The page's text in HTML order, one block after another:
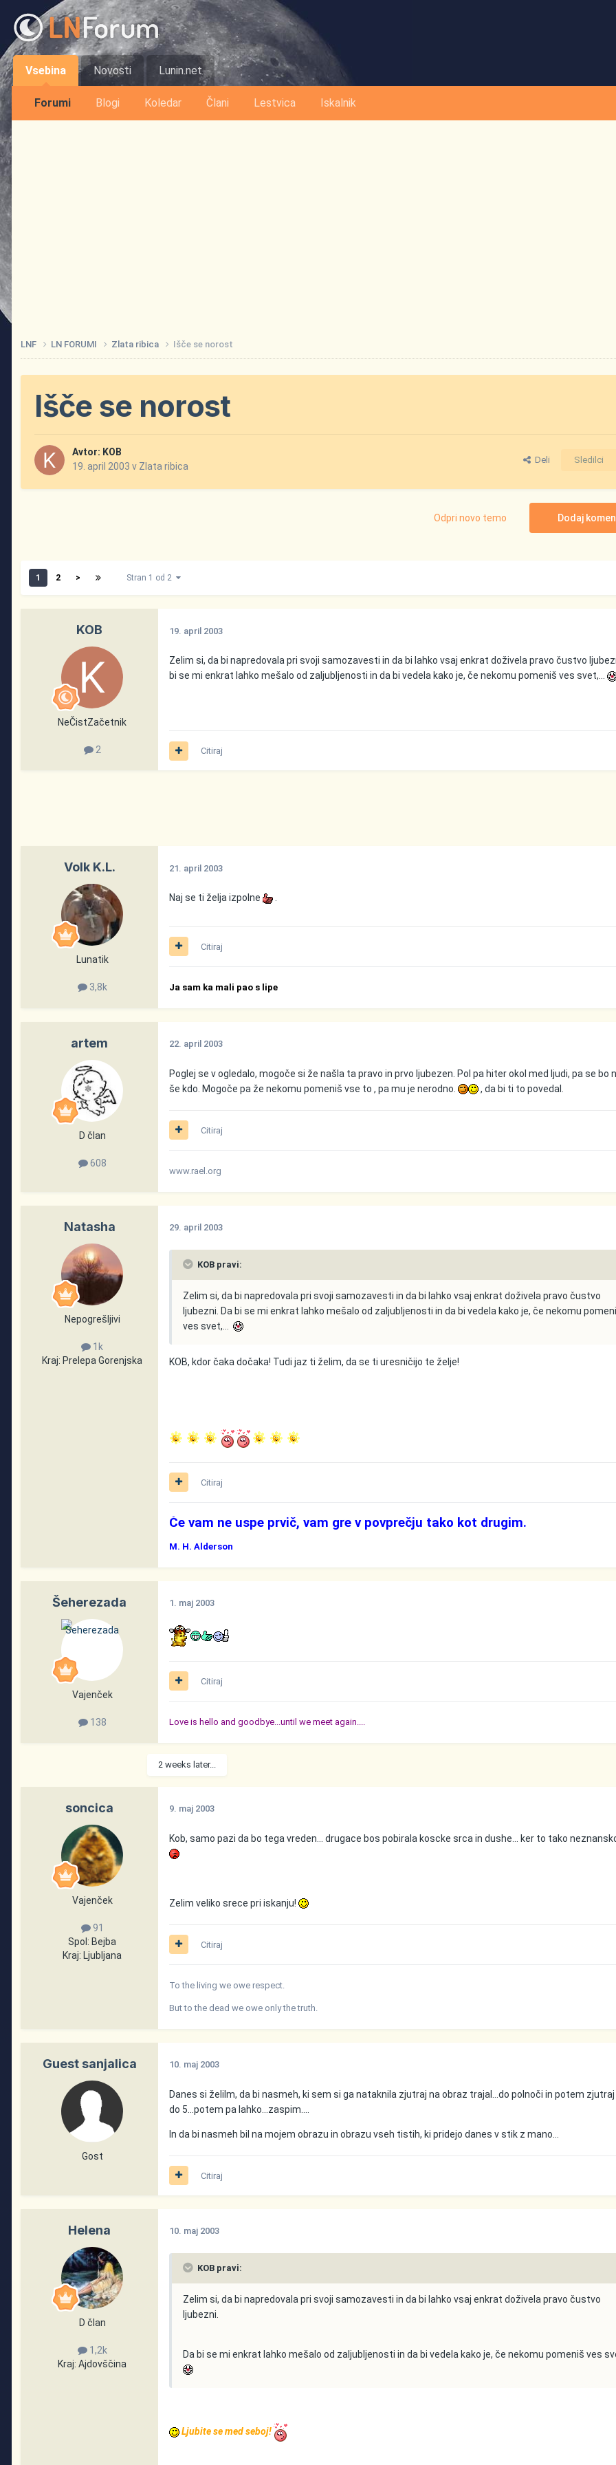
Vsebina
Forumi Blogi Koledar Člani Lestvica Iskalnik
Novosti Lunin.net
LNF LN FORUMI Zlata ribica Išče se norost
Išče se norost
Avtor: KOB
19. april 2003 v Zlata ribica
Deli Sledilci
Dodaj
Odpri novo temo
1 2 > Stran 1 od 2
KOB
NeČistZačetnik
2
19. april 2003
Zelim si, da bi napredovala pri svoji samozavesti in da bi lahko vsaj enkrat doživela pravo čustvo
bi se mi enkrat lahko mešalo od zaljubljenosti in da bi vedela kako je, če nekomu pomeniš ves svet,...
Citiraj
Volk K.L.
Lunatik
3,8k
21. april 2003
Naj se ti želja izpolne .
Citiraj
Ja sam ka mali pao s lipe
artem
D član
608
22. april 2003
Poglej se v ogledalo, mogoče si že našla ta pravo in prvo ljubezen. Pol pa hiter okol med ljudi, pa se bo
še kdo. Mogoče pa že nekomu pomeniš vse to , pa mu je nerodno.
, da bi ti to povedal.
Citiraj
www.rael.org
Natasha
Nepogrešljivi
1k
Kraj: Prelepa Gorenjska
29. april 2003
KOB pravi:
Zelim si, da bi napredovala pri svoji samozavesti in da bi lahko vsaj enkrat doživela pravo čustvo
ljubezni. Da bi se mi enkrat lahko mešalo od zaljubljenosti in da bi vedela kako je, če nekomu
ves svet,...
KOB, kdor čaka dočaka! Tudi jaz ti želim, da se ti uresničijo te želje!
Citiraj
Če vam ne uspe prvič, vam gre v povprečju tako kot drugim.
M. H. Alderson
Šeherezada
Vajenček
138
1. maj 2003
Citiraj
Love is hello and goodbye...until we meet again....
2 weeks later...
soncica
Vajenček
91
Spol: Bejba
Kraj: Ljubljana
9. maj 2003
Kob, samo pazi da bo tega vreden... drugace bos pobirala koscke srca in dushe... ker to tako
Zelim veliko srece pri iskanju!
Citiraj
To the living we owe respect.
But to the dead we owe only the truth.
Guest sanjalica
Gost
10. maj 2003
Danes si želilm, da bi nasmeh, ki sem si ga nataknila zjutraj na obraz trajal...do polnoči in potem
do 5...potem pa lahko...zaspim....
In da bi nasmeh bil na mojem obrazu in obrazu vseh tistih, ki pridejo danes v stik z mano...
Citiraj
Helena
D član
1,2k
Kraj: Ajdovščina
10. maj 2003
KOB pravi:
Zelim si, da bi napredovala pri svoji samozavesti in da bi lahko vsaj enkrat doživela pravo čustvo
ljubezni.
Da bi se mi enkrat lahko mešalo od zaljubljenosti in da bi vedela kako je, če nekomu pomeniš ves
Ljubite se med seboj!